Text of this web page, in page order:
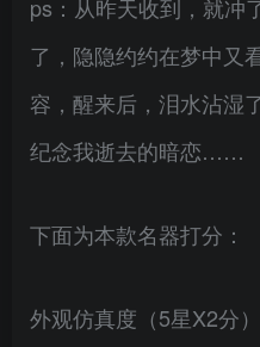
ps：从昨天收到，就冲
了，隐隐约约在梦中又
容，醒来后，泪水沾湿
纪念我逝去的暗恋……
下面为本款名器打分：
外观仿真度（5星X2分